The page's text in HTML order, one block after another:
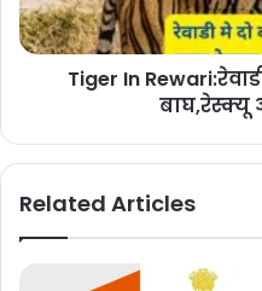
Tiger In
बाघ,रेस्क्यू
Related Articles